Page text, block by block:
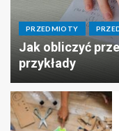
PRZEDMIOTY
Jak obliczyć
przykłady